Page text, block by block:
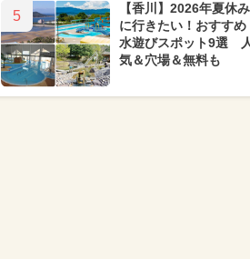
5
【香川】2026年夏休み
に行きたい！おすすめ
水遊びスポット9選
気＆穴場＆無料も